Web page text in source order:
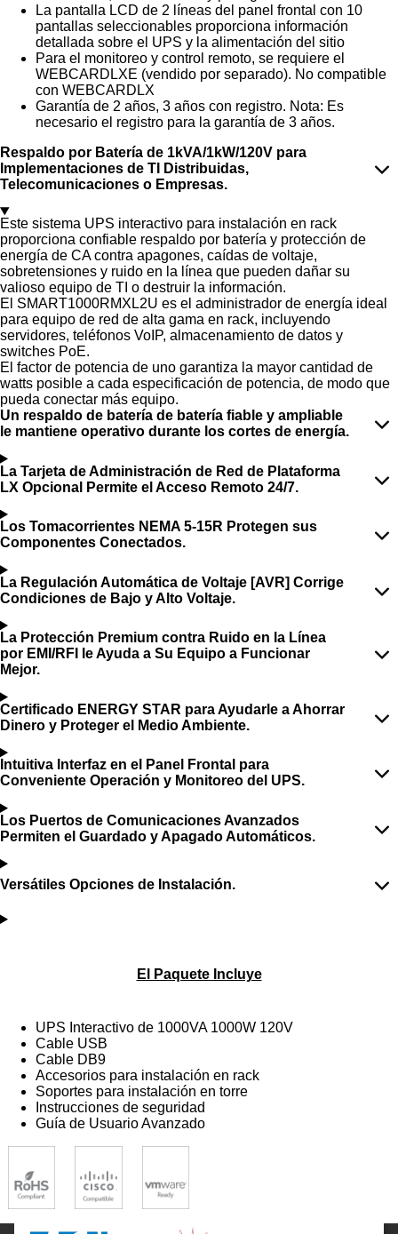
La pantalla LCD de 2 líneas del panel frontal con 10
pantallas seleccionables proporciona información
detallada sobre el UPS y la alimentación del sitio
Para el monitoreo y control remoto, se requiere el
WEBCARDLXE (vendido por separado). No compatible
con WEBCARDLX
Garantía de 2 años, 3 años con registro. Nota: Es
necesario el registro para la garantía de 3 años.
Respaldo por Batería de 1kVA/1kW/120V para
Implementaciones de TI Distribuidas,
Telecomunicaciones o Empresas.
Este sistema UPS interactivo para instalación en rack
proporciona confiable respaldo por batería y protección de
energía de CA contra apagones, caídas de voltaje,
sobretensiones y ruido en la línea que pueden dañar su
valioso equipo de TI o destruir la información.
El SMART1000RMXL2U es el administrador de energía ideal
para equipo de red de alta gama en rack, incluyendo
servidores, teléfonos VoIP, almacenamiento de datos y
switches PoE.
El factor de potencia de uno garantiza la mayor cantidad de
watts posible a cada especificación de potencia, de modo que
pueda conectar más equipo.
Un respaldo de batería de batería fiable y ampliable
le mantiene operativo durante los cortes de energía.
La Tarjeta de Administración de Red de Plataforma
LX Opcional Permite el Acceso Remoto 24/7.
Los Tomacorrientes NEMA 5-15R Protegen sus
Componentes Conectados.
La Regulación Automática de Voltaje [AVR] Corrige
Condiciones de Bajo y Alto Voltaje.
La Protección Premium contra Ruido en la Línea
por EMI/RFI le Ayuda a Su Equipo a Funcionar
Mejor.
Certificado ENERGY STAR para Ayudarle a Ahorrar
Dinero y Proteger el Medio Ambiente.
Intuitiva Interfaz en el Panel Frontal para
Conveniente Operación y Monitoreo del UPS.
Los Puertos de Comunicaciones Avanzados
Permiten el Guardado y Apagado Automáticos.
Versátiles Opciones de Instalación.
El Paquete Incluye
UPS Interactivo de 1000VA 1000W 120V
Cable USB
Cable DB9
Accesorios para instalación en rack
Soportes para instalación en torre
Instrucciones de seguridad
Guía de Usuario Avanzado